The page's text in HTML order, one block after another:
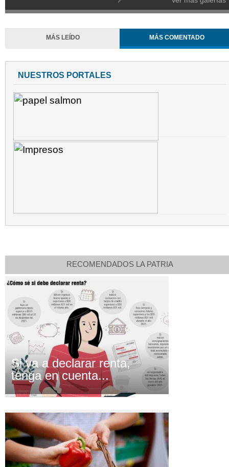
MÁS LEÍDO MÁS COMENTADO
NUESTROS PORTALES
RECOMENDADOS LA PATRIA
Si va a declarar renta,
tenga en cuenta...